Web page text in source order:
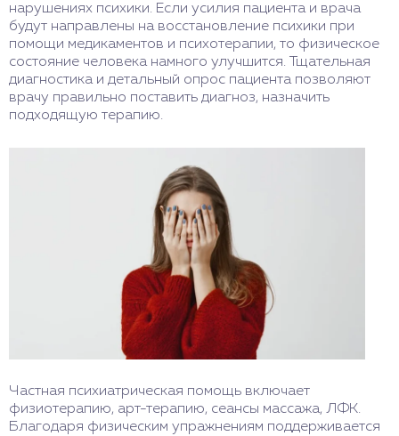
нарушениях психики. Если усилия пациента и врача
будут направлены на восстановление психики при
помощи медикаментов и психотерапии, то физическое
состояние человека намного улучшится. Тщательная
диагностика и детальный опрос пациента позволяют
врачу правильно поставить диагноз, назначить
подходящую терапию.
Частная психиатрическая помощь включает
физиотерапию, арт-терапию, сеансы массажа, ЛФК.
Благодаря физическим упражнениям поддерживается